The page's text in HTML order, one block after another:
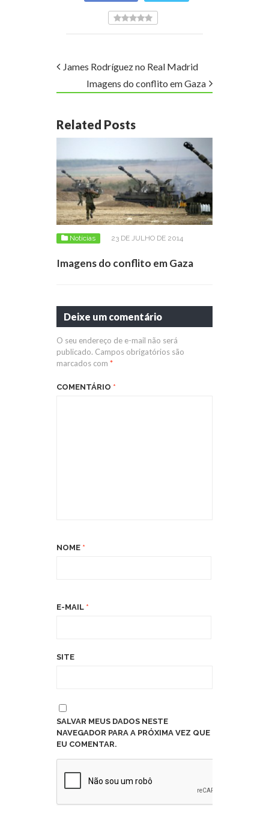
James Rodríguez no Real Madrid
Imagens do conflito em Gaza
Related Posts
Notícias 23 DE JULHO DE 2014
Imagens do conflito em Gaza
Deixe um comentário
O seu endereço de e-mail não será
publicado. Campos obrigatórios são
marcados com *
COMENTÁRIO *
NOME *
E-MAIL *
SITE
SALVAR MEUS DADOS NESTE
NAVEGADOR PARA A PRÓXIMA VEZ QUE
EU COMENTAR.